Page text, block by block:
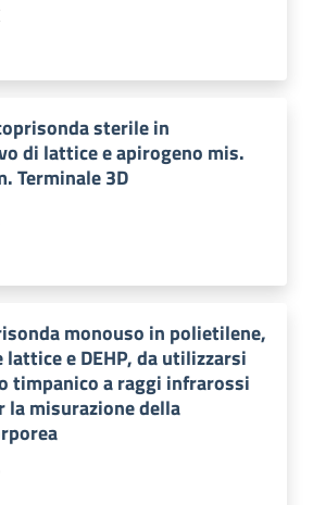
sterile in
di lattice e apirogeno mis.
Terminale 3D
monouso in polietilene,
e DEHP, da utilizzarsi
timpanico a raggi infrarossi
la misurazione della